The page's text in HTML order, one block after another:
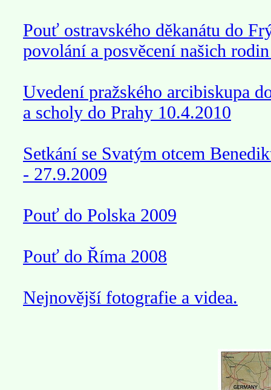
Pouť ostravského děkanátu do
povolání a posvěcení našich
Uvedení pražského arcibiskupa
a scholy do Prahy 10.4.2010
Setkání se Svatým otcem
- 27.9.2009
Pouť do Polska 2009
Pouť do Říma 2008
Nejnovější fotografie a videa.